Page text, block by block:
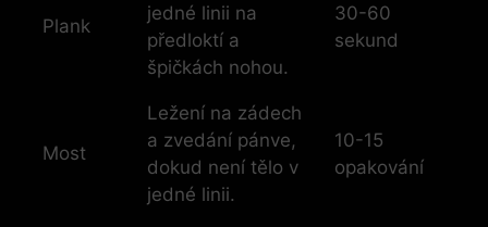
Plank
jedné linii na
předloktí a
špičkách nohou.
30-60
sekund
Most
Ležení na zádech
a zvedání pánve,
dokud není tělo v
jedné linii.
10-15
opakování